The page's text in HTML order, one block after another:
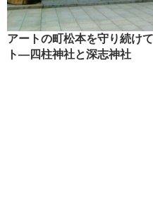
アートの町松本を守り続け
ト―四柱神社と深志神社